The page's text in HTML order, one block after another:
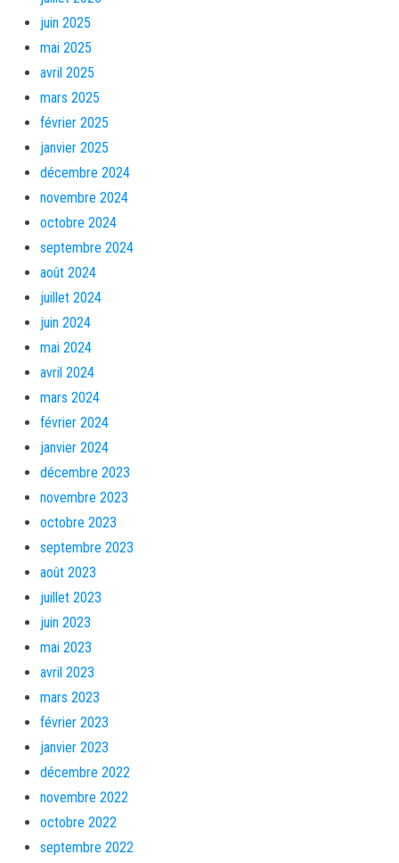
juin 2025
mai 2025
avril 2025
mars 2025
février 2025
janvier 2025
décembre 2024
novembre 2024
octobre 2024
septembre 2024
août 2024
juillet 2024
juin 2024
mai 2024
avril 2024
mars 2024
février 2024
janvier 2024
décembre 2023
novembre 2023
octobre 2023
septembre 2023
août 2023
juillet 2023
juin 2023
mai 2023
avril 2023
mars 2023
février 2023
janvier 2023
décembre 2022
novembre 2022
octobre 2022
septembre 2022